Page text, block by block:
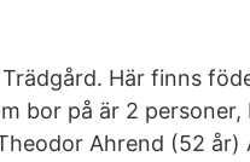
Här finns
bor på är 2 personer,
Ahrend (52 år)